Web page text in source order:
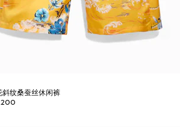
斜纹桑蚕丝休闲裤